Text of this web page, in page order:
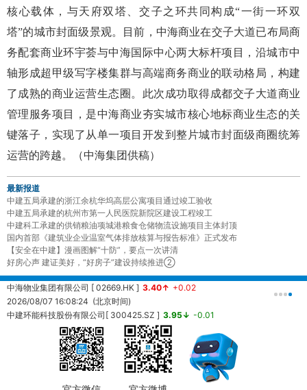
核心载体，与天府双塔、交子之环共同构成“一街一环双
塔”的城市封面级景观。目前，中海商业在交子大道已布局商
务配套商业环宇荟与中海国际中心两大标杆项目，沿城市中
轴形成超甲级写字楼集群与高端商务商业的联动格局，构建
了成熟的商业运营生态圈。此次成功取得成都交子大道商业
管理服务项目，是中海商业夯实城市核心地标商业生态的关
键落子，实现了从单一项目开发到整片城市封面级商圈统筹
运营的跨越。（中海集团供稿）
最新报道
中建五局承建的浙江余杭华坞高层公寓项目通过竣工验收
中建五局承建的杭州市第一人民医院新院区建设工程竣工
中建科工承建的供销粮油项城港粮食仓储物流设施项目主体封顶
国内首部《建筑业企业温室气体排放核算与报告标准》正式发布
【安全在中建】漫画图解“十防”，要点一次讲清
好房心声 建证美好，“好房子”建设持续推进②
中海物业集团有限公司 [ 02669.HK ] 3.40↑ +0.02
2026/08/07 16:08:24 (北京时间)
中建环能科技股份有限公司[ 300425.SZ ] 3.95↓ -0.01
20260807161457 (北京时间)